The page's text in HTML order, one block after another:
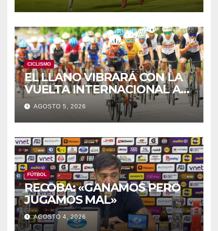
CICLISMO
EL LLANO VIBRARÁ CON LA
VUELTA INTERNACIONAL A
ZAMORA
AGOSTO 5, 2026
FÚTBOL
RECOBA: «GANAMOS PERO
JUGAMOS MAL»
AGOSTO 4, 2026